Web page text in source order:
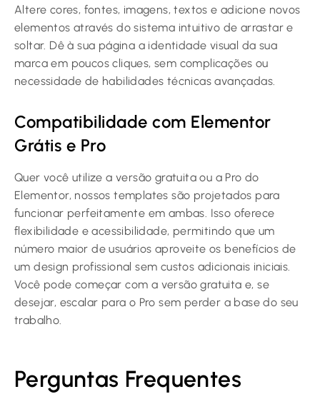
Altere cores, fontes, imagens, textos e adicione novos
elementos através do sistema intuitivo de arrastar e
soltar. Dê à sua página a identidade visual da sua
marca em poucos cliques, sem complicações ou
necessidade de habilidades técnicas avançadas.
Compatibilidade com Elementor
Grátis e Pro
Quer você utilize a versão gratuita ou a Pro do
Elementor, nossos templates são projetados para
funcionar perfeitamente em ambas. Isso oferece
flexibilidade e acessibilidade, permitindo que um
número maior de usuários aproveite os benefícios de
um design profissional sem custos adicionais iniciais.
Você pode começar com a versão gratuita e, se
desejar, escalar para o Pro sem perder a base do seu
trabalho.
Perguntas Frequentes